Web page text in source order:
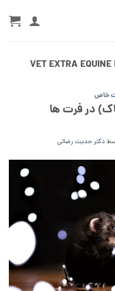
VET EXTRA
خاص
در فرت ها
دکتر حدیث رضائی